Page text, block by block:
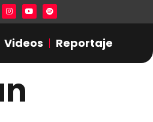
expone presuntas
Videos Reportaje